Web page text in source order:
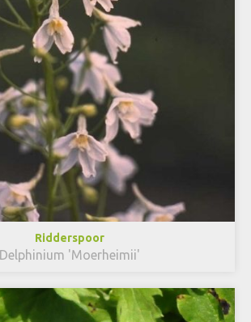
Ridderspoor
Delphinium 'Moerheimii'